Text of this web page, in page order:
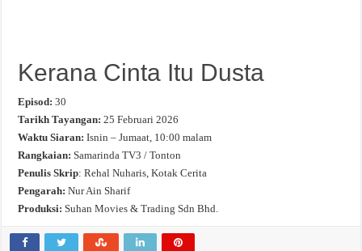
Kerana Cinta Itu Dusta
Episod: 30
Tarikh Tayangan: 25 Februari 2026
Waktu Siaran: Isnin – Jumaat, 10:00 malam
Rangkaian: Samarinda TV3 / Tonton
Penulis Skrip: Rehal Nuharis, Kotak Cerita
Pengarah: Nur Ain Sharif
Produksi: Suhan Movies & Trading Sdn Bhd.